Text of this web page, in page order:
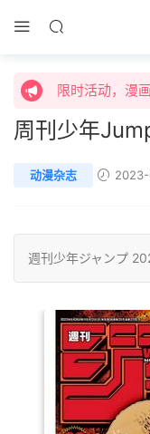
限时活动，漫
限时活动，漫画
限时特价购买
周刊少年
动漫杂志
週刊少年ジャンプ